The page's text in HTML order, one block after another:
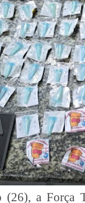
(26), a Força